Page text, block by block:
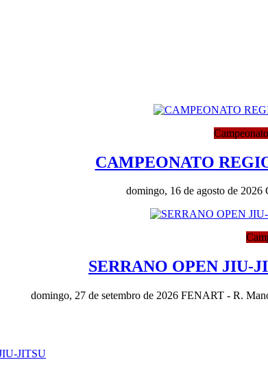
CAMPEONATO
domingo, 16 de agosto de 2026
SERRANO OPEN JIU-
domingo, 27 de setembro de 2026 FENART - R.